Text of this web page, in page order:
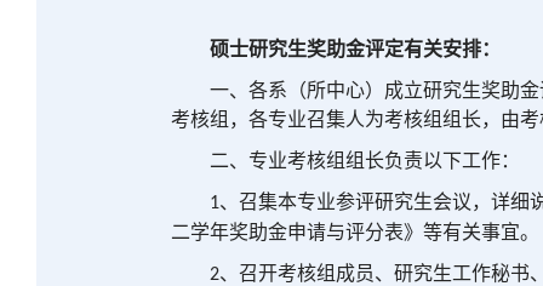
硕士研究生奖助金评定有关安排：
一、各系（所中心）成立研究生奖助
考核组，各专业召集人为考核组组长，由
二、专业考核组组长负责以下工作：
1、召集本专业参评研究生会议，详细
二学年奖助金申请与评分表》等有关事宜。
2、召开考核组成员、研究生工作秘书